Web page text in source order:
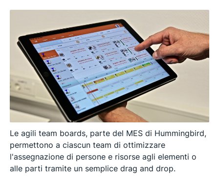
Le agili team boards, parte del MES di Hummingbird,
permettono a ciascun team di ottimizzare
l'assegnazione di persone e risorse agli elementi o
alle parti tramite un semplice drag and drop.